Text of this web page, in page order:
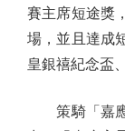
賽主席短途獎
場，並且達成
皇銀禧紀念盃
策騎「嘉應